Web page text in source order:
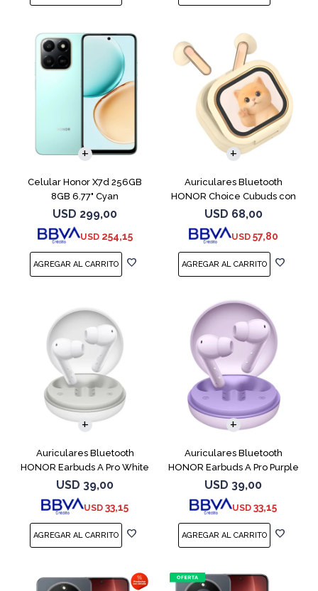
Celular Honor X7d 256GB
8GB 6.77" Cyan
USD 299,00
USD 254,15
COMPARAR
Auriculares Bluetooth
HONOR Choice Cubuds con
Pantalla Beige
USD 68,00
USD 57,80
Auriculares Bluetooth
HONOR Earbuds A Pro White
USD 39,00
USD 33,15
Auriculares Bluetooth
HONOR Earbuds A Pro Purple
USD 39,00
USD 33,15